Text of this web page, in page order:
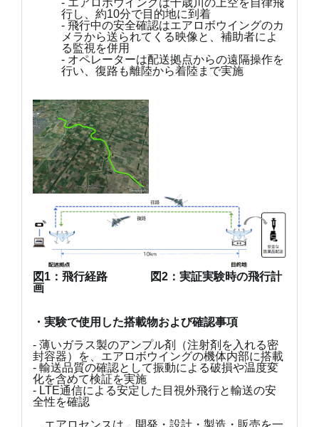
- エアロボウイングは千歳川の上空を自律飛
行し、約10分で目的地に到着
- 飛行中の安全確認はエアロボウイングのカ
メラから送られてくる映像と、補助者によ
る監視を併用
- オペレーターは配送拠点からの遠隔操作を
行い、復路も離陸から着陸まで実施
図1：飛行経路
図2：実証実験時の飛行計
画
・実験で使用した搭載物および確認事項
- 薄いガラス製のアンプル剤（注射剤を入れる密
封容器）を、エアロボウイングの機体内部に搭載
- 輸送品質の確認として振動による破損や温度変
化を含めて検証を実施
- LTE通信による安定した目視外飛行と輸送の安
全性を確認